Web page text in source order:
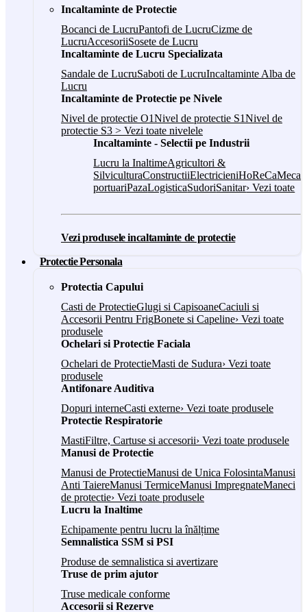
Incaltaminte de Protectie
Bocanci de LucruPantofi de LucruCizme de
LucruAccesoriiSosete de Lucru
Incaltaminte de Lucru Specializata
Sandale de LucruSaboti de LucruIncaltaminte Alba de
Lucru
Incaltaminte de Protectie pe Nivele
Nivel de protectie O1Nivel de protectie S1Nivel de
protectie S3 > Vezi toate nivelele
Incaltaminte - Selectii pe Industrii
Lucru la InaltimeAgricultori &
SilviculturaConstructiiElectricieniHoReCa
portuariPazaLogisticaSudoriSanitar› Vezi toate
Vezi produsele incaltaminte de protectie
Protectie Personala
Protectia Capului
Casti de ProtectieGlugi si CapisoaneCaciuli si
Accesorii Pentru FrigBonete si Capeline› Vezi toate
produsele
Ochelari si Protectie Faciala
Ochelari de ProtectieMasti de Sudura› Vezi toate
produsele
Antifonare Auditiva
Dopuri interneCasti externe› Vezi toate produsele
Protectie Respiratorie
MastiFiltre, Cartuse si accesorii› Vezi toate produsele
Manusi de Protectie
Manusi de ProtectieManusi de Unica FolosintaManusi
Anti TaiereManusi TermiceManusi ImpregnateManeci
de protectie› Vezi toate produsele
Lucru la Inaltime
Echipamente pentru lucru la înălțime
Semnalistica SSM si PSI
Produse de semnalistica si avertizare
Truse de prim ajutor
Truse medicale conforme
Accesorii si Rezerve